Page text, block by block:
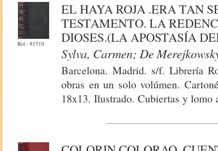
Ref.: 81510
EL HAYA ROJA .ERA TAN
TESTAMENTO. LA
DIOSES.(LA APOSTASÍA
Sylva, Carmen; De
Barcelona. Madrid. s/f. Librería
obras en un solo volúmen.
18x13. Ilustrado. Cubiertas y lomo